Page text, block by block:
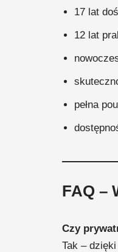
17 lat
12 lat
pełna
FAQ –
Czy
Tak –